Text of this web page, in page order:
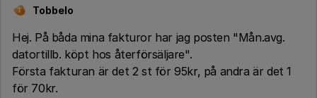
T Tobbelo
Hej. På båda mina fakturor har jag posten "Mån.avg.
datortillb. köpt hos återförsäljare".
Första fakturan är det 2 st för 95kr, på andra är det 1
för 70kr.